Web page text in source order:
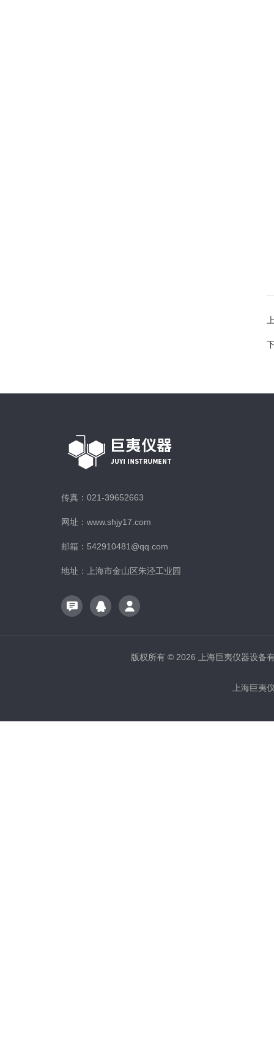
传真：021-39652663
网址：www.shjy17.com
邮箱：542910481@qq.com
地址：上海市金山区朱泾工业园
版权所有 © 2026 上海巨夷仪器设
上海巨夷